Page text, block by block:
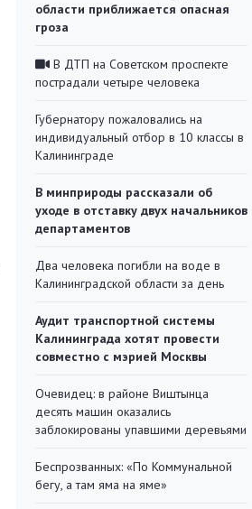
области приближается опасная
гроза
В ДТП на Советском проспекте
пострадали четыре человека
Губернатору пожаловались на
индивидуальный отбор в 10 классы в
Калининграде
В минприроды рассказали об
уходе в отставку двух начальников
департаментов
Два человека погибли на воде в
Калининградской области за день
Аудит транспортной системы
Калининграда хотят провести
совместно с мэрией Москвы
Очевидец: в районе Виштынца
десять машин оказались
заблокированы упавшими деревьями
Беспрозванных: «По Коммунальной
бегу, а там яма на яме»